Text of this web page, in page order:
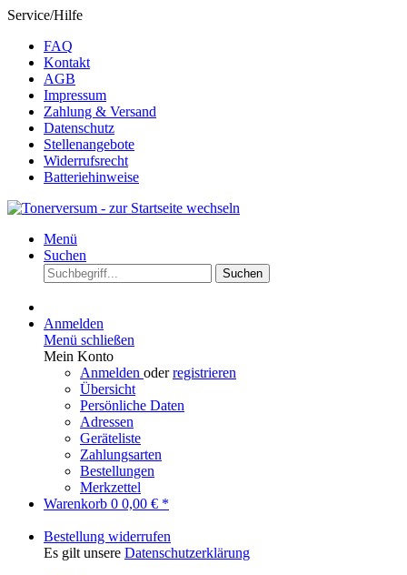
Service/Hilfe
FAQ
Kontakt
AGB
Impressum
Zahlung & Versand
Datenschutz
Stellenangebote
Widerrufsrecht
Batteriehinweise
Menü
Suchen
Suchen
Anmelden
Menü schließen
Mein Konto
Anmelden oderregistrieren
Übersicht
Persönliche Daten
Adressen
Geräteliste
Zahlungsarten
Bestellungen
Merkzettel
Warenkorb 0 0,00 € *
Bestellung widerrufen
Es gilt unsere Datenschutzerklärung